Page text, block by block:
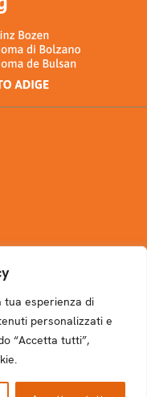
tua esperienza di
personalizzati e
“Accetta tutti”,